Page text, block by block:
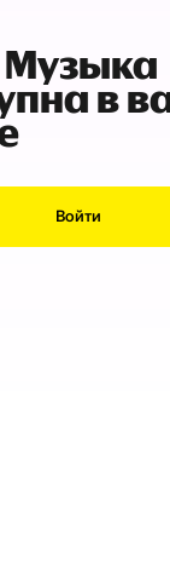
Музыка
в
Войти